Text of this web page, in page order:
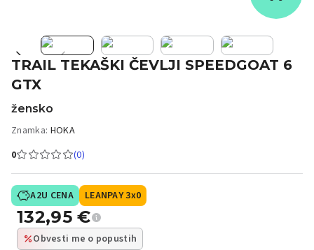
TRAIL TEKAŠKI ČEVLJI SPEEDGOAT 6
GTX
žensko
Znamka: HOKA
0
(0)
A2U CENA LEANPAY 3x0
132,95€
Obvesti me o popustih